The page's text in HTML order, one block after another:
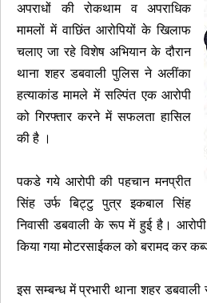
अपराधों की रोकथाम व अपराधिक
मामलों में वाछिंत आरोपियों के खिलाफ
चलाए जा रहे विशेष अभियान के दौरान
थाना शहर डबवाली पुलिस ने अलींका
हत्याकांड मामले में सल्पिंत एक आरोपी
को गिरफ्तार करने में सफलता हासिल
की है ।
पकडे गये आरोपी की पहचान मनप्रीत
सिंह उर्फ बिट्टु पुत्र इकबाल सिंह
निवासी डबवाली के रूप में हुई है।
किया गया मोटरसाईकल को बरामद कर
इस सम्बन्ध में प्रभारी थाना शहर